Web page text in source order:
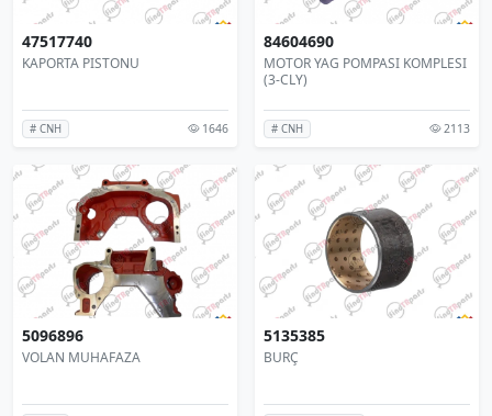
47517740
KAPORTA PISTONU
# CNH 1646
84604690
MOTOR YAG POMPASI KOMPLESI
(3-CLY)
# CNH 2113
5096896
VOLAN MUHAFAZA
5135385
BURÇ